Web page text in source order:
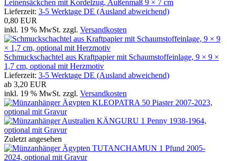
Leinensäckchen mit Kordelzug, Außenmaß 9 × 7 cm
Lieferzeit: 3-5 Werktage DE (Ausland abweichend)
0,80 EUR
inkl. 19 % MwSt. zzgl. Versandkosten
Schmuckschachtel aus Kraftpapier mit Schaumstoffeinlage, 9 × 9 ×
1,7 cm, optional mit Herzmotiv
Lieferzeit: 3-5 Werktage DE (Ausland abweichend)
ab 3,20 EUR
inkl. 19 % MwSt. zzgl. Versandkosten
Zuletzt angesehen